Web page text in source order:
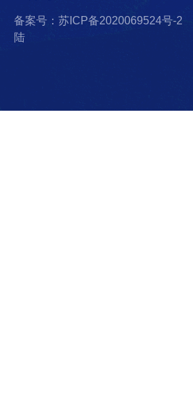
备案号：苏ICP备2020069524号-2
陆